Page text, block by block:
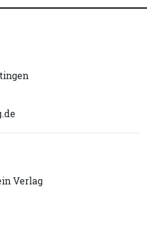
Verlag